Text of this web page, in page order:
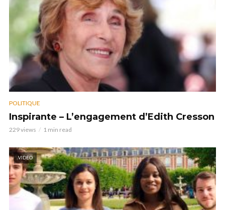
POLITIQUE
Inspirante – L’engagement d’Edith Cresson
229 views 1 min read
VIDEO